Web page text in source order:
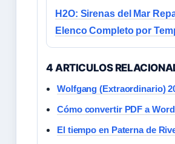
H2O: Sirenas del Mar
Elenco Completo por
4 ARTICULOS
Wolfgang (Extraordinario)
Cómo convertir PDF a
El tiempo en Paterna de